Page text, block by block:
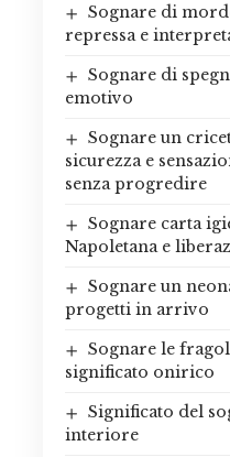
Sognare di
repressa e
Sognare di
emotivo
Sognare un
sicurezza e
senza progredire
Sognare carta
Napoletana e
Sognare un
progetti in arrivo
Sognare le
significato onirico
Significato del
interiore